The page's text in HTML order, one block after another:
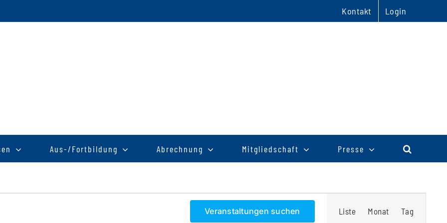
Kontakt Login
Aus-/Fortbildung Abrechnung Mitgliedschaft Presse
Veranstaltungen suchen Liste Monat Tag